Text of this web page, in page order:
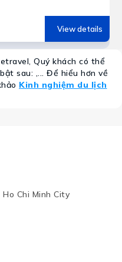
View details
Quý khách có thể
sau: ,... Để hiểu hơn về
Kinh nghiệm du lịch
Chi Minh City